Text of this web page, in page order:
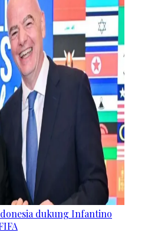
dukung Infantino